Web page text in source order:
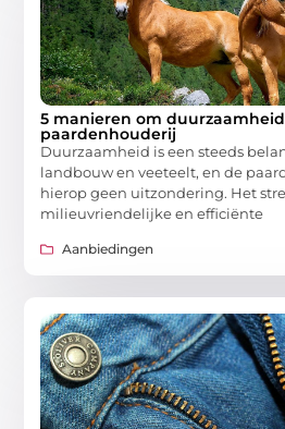
5 manieren om
paardenhouderij
Duurzaamheid is een steeds
landbouw en veeteelt, en de
hierop geen uitzondering. Het
milieuvriendelijke en efficiënte
Aanbiedingen